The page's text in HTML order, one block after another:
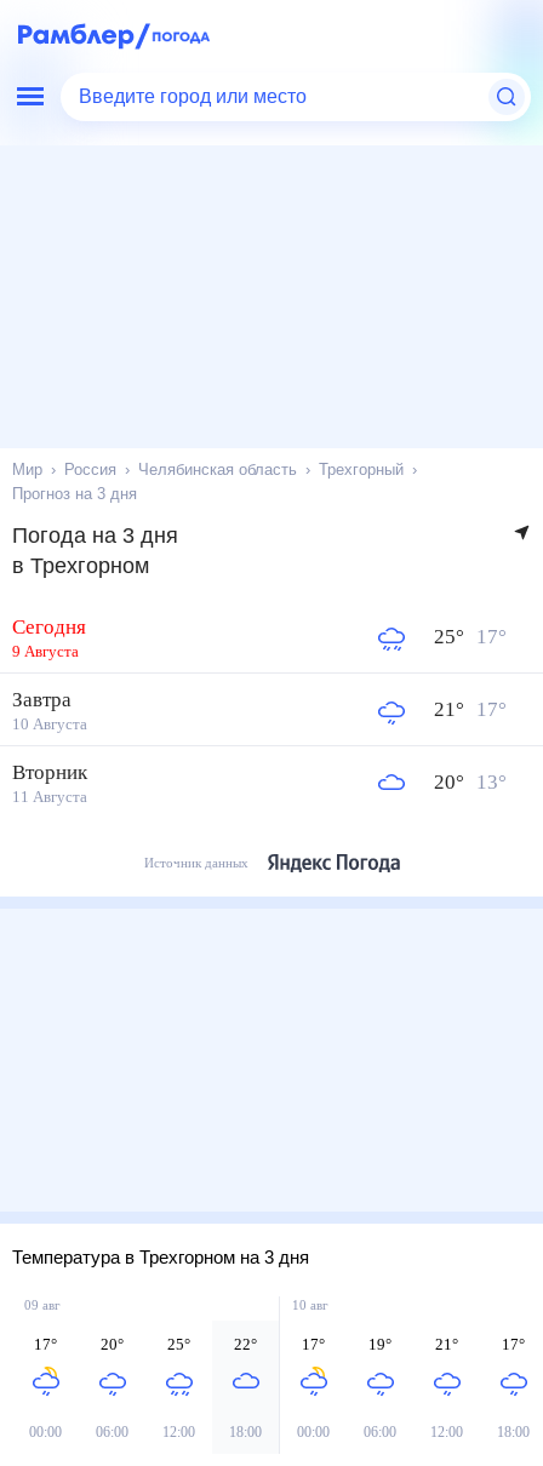
Введите город или место
Мир Россия Челябинская область
Трехгорный
Прогноз на 3 дня
Погода на 3 дня
в Трехгорном
Сегодня
9 Августа
25° 17°
Завтра
10 Августа
21° 17°
Вторник
11 Августа
20° 13°
Источник данных
Температура в Трехгорном на 3 дня
09 авг
17°
00:00
20°
06:00
25°
12:00
22°
18:00
10 авг
17°
00:00
19°
06:00
21°
12:00
17°
18:00